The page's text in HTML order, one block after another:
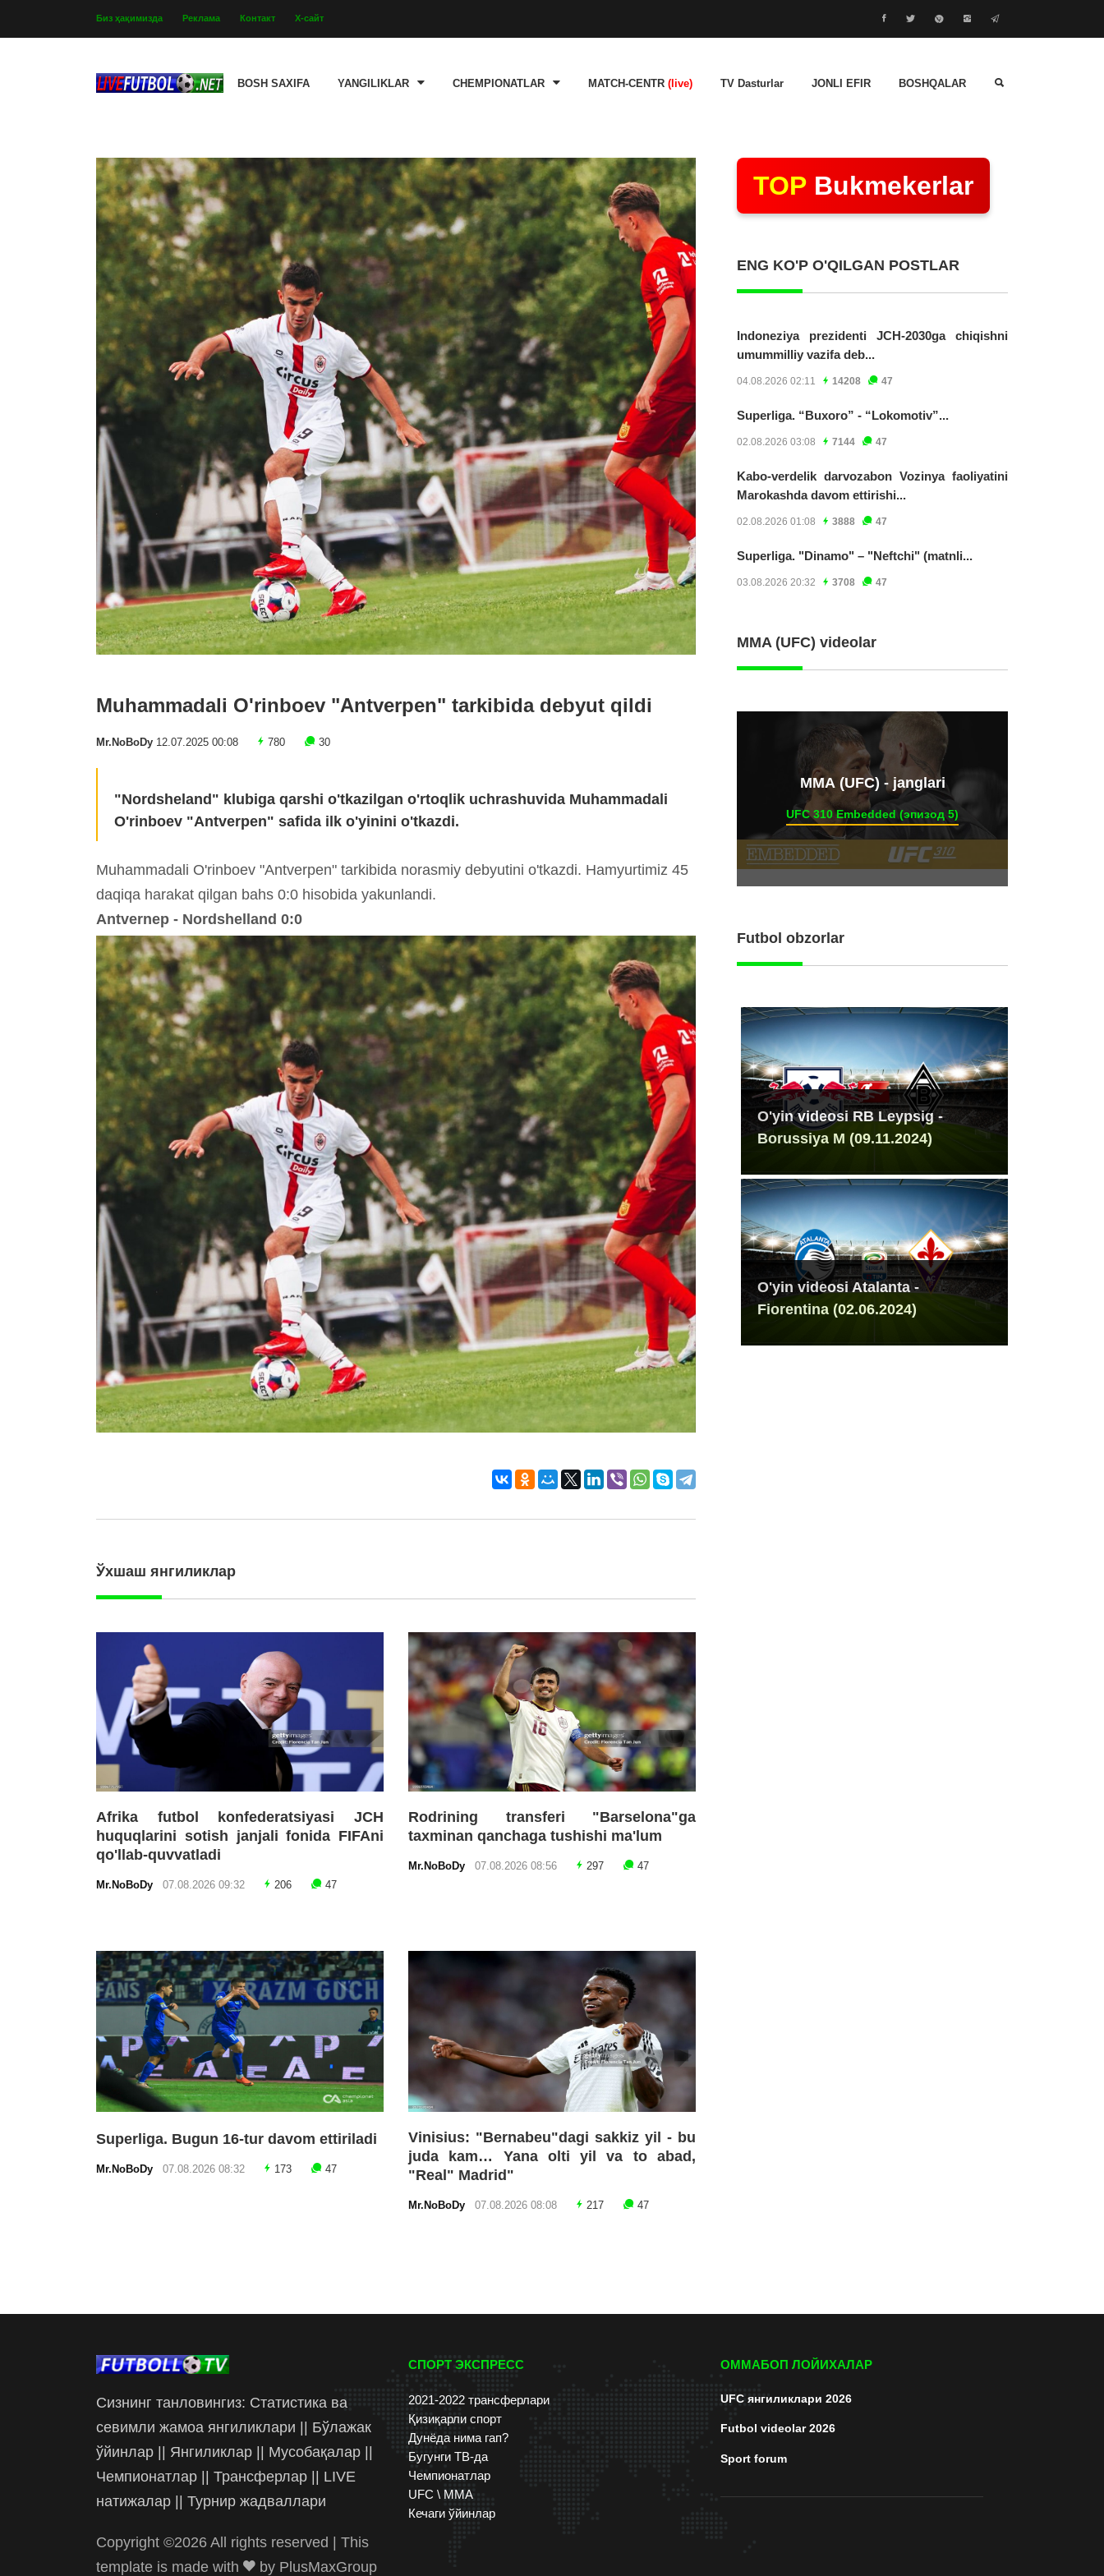
Биз ҳақимизда Реклама Контакт Х-сайт
BOSH SAXIFA YANGILIKLAR CHEMPIONATLAR MATCH-CENTR (live) TV Dasturlar JONLI EFIR BOSHQALAR
Muhammadali O'rinboev "Antverpen" tarkibida debyut qildi
Mr.NoBoDy 12.07.2025 00:08 780 30
"Nordsheland" klubiga qarshi o'tkazilgan o'rtoqlik uchrashuvida Muhammadali
O'rinboev "Antverpen" safida ilk o'yinini o'tkazdi.
Muhammadali O'rinboev "Antverpen" tarkibida norasmiy debyutini o'tkazdi. Hamyurtimiz 45
daqiqa harakat qilgan bahs 0:0 hisobida yakunlandi.
Antvernep - Nordshelland 0:0
Ўхшаш янгиликлар
Afrika futbol konfederatsiyasi JCH
huquqlarini sotish janjali fonida FIFAni
qo'llab-quvvatladi
Mr.NoBoDy 07.08.2026 09:32 206 47
Rodrining transferi "Barselona"ga
taxminan qanchaga tushishi ma'lum
Mr.NoBoDy 07.08.2026 08:56 297 47
Superliga. Bugun 16-tur davom ettiriladi
Mr.NoBoDy 07.08.2026 08:32 173 47
Vinisius: "Bernabeu"dagi sakkiz yil - bu
juda kam… Yana olti yil va to abad,
"Real" Madrid"
Mr.NoBoDy 07.08.2026 08:08 217 47
TOP Bukmekerlar
ENG KO'P O'QILGAN POSTLAR
Indoneziya prezidenti JCH-2030ga chiqishni
umummilliy vazifa deb...
04.08.2026 02:11 14208 47
Superliga. “Buxoro” - “Lokomotiv”...
02.08.2026 03:08 7144 47
Kabo-verdelik darvozabon Vozinya faoliyatini
Marokashda davom ettirishi...
02.08.2026 01:08 3888 47
Superliga. "Dinamo" – "Neftchi" (matnli...
03.08.2026 20:32 3708 47
MMA (UFC) videolar
ММА (UFC) - janglari
UFC 310 Embedded (эпизод 5)
Futbol obzorlar
O'yin videosi RB Leypsig -
Borussiya M (09.11.2024)
O'yin videosi Atalanta -
Fiorentina (02.06.2024)
Сизнинг танловингиз: Статистика ва
севимли жамоа янгиликлари || Бўлажак
ўйинлар || Янгиликлар || Мусобақалар ||
Чемпионатлар || Трансферлар || LIVE
натижалар || Турнир жадваллари
Copyright ©2026 All rights reserved | This
template is made with
by PlusMaxGroup
СПОРТ ЭКСПРЕСС
2021-2022 трансферлари
Қизиқарли спорт
Дунёда нима гап?
Бугунги ТВ-да
Чемпионатлар
UFC \ ММА
Кечаги ўйинлар
ОММАБОП ЛОЙИХАЛАР
UFC янгиликлари 2026
Futbol videolar 2026
Sport forum